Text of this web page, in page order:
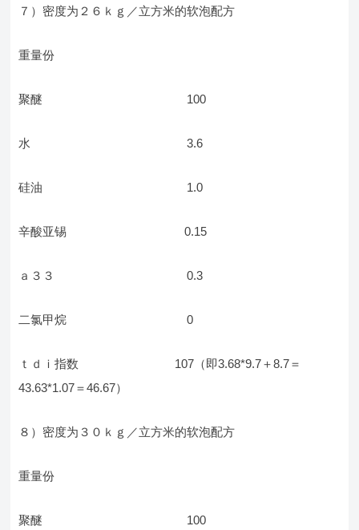
７）密度为２６ｋｇ／立方米的软泡配方
重量份
聚醚 100
水 3.6
硅油 1.0
辛酸亚锡 0.15
ａ３３ 0.3
二氯甲烷 0
ｔｄｉ指数 107（即3.68*9.7＋8.7＝
43.63*1.07＝46.67）
８）密度为３０ｋｇ／立方米的软泡配方
重量份
聚醚 100